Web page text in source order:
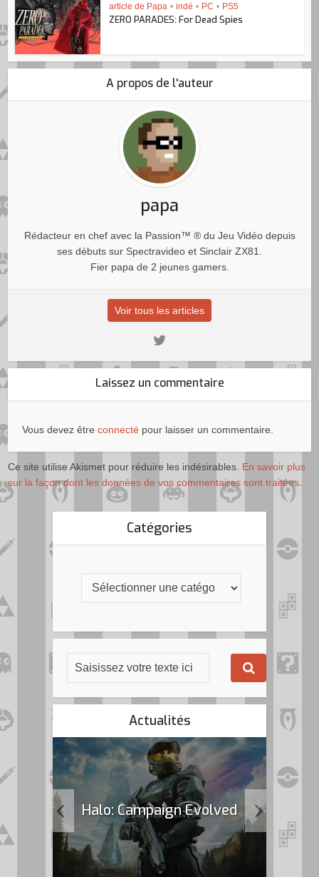
article de Papa • indé • PC • PS5
ZERO PARADES: For Dead Spies
A propos de l'auteur
papa
Rédacteur en chef avec la Passion™ ® du Jeu Vidéo depuis
ses débuts sur Spectravideo et Sinclair ZX81.
Fier papa de 2 jeunes gamers.
Voir tous les articles
Laissez un commentaire
Vous devez êtreconnecté pour laisser un commentaire.
Ce site utilise Akismet pour réduire les indésirables. En savoir plus
sur la façon dont les données de vos commentaires sont traitées.
Catégories
Actualités
Halo: Campaign Evolved